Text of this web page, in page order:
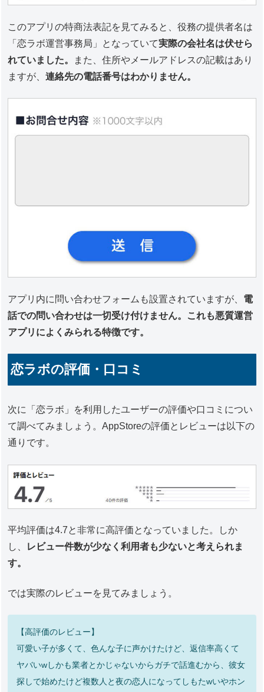
このアプリの特商法表記を見てみると、役務の提供者名は
「恋ラボ運営事務局」となっていて実際の会社名は伏せら
れていました。
また、住所やメールアドレスの記載はあり
ますが、連絡先の電話番号はわかりません。
アプリ内に問い合わせフォームも設置されていますが、 電
話での問い合わせは一切受け付けません。これも悪質運営
アプリによくみられる特徴です。
恋ラボの評価・口コミ
次に「恋ラボ」を利用したユーザーの評価や口コミについ
て調べてみましょう。AppStoreの評価とレビューは以下の
通りです。
平均評価は4.7と非常に高評価となっていました。しか
し、
レビュー件数が少なく利用者も少ないと考えられま
す。
では実際のレビューを見てみましょう。
【高評価のレビュー】
可愛い子が多くて、色んな子に声かけたけど、返信率高くて
ヤバいwしかも業者とかじゃないからガチで話進むから、彼女
探しで始めたけど複数人と夜の恋人になってしもたwいやホン